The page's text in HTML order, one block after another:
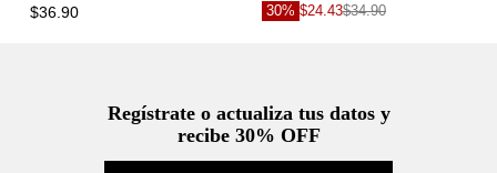
$36.90 30% $24.43$34.90
Regístrate o actualiza tus datos y
recibe 30% OFF